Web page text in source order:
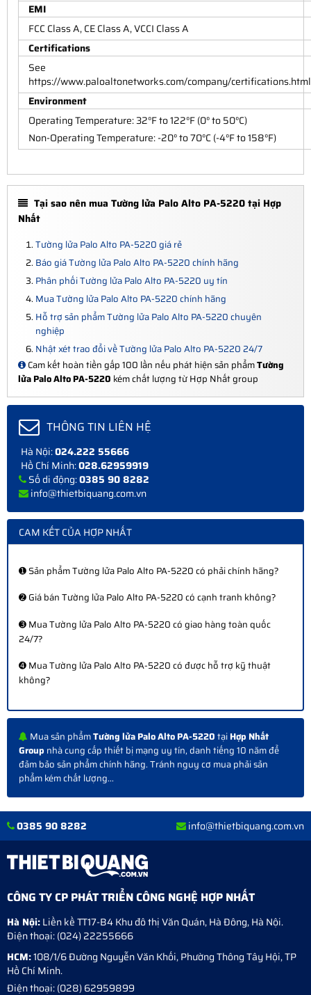
EMI
FCC Class A, CE Class A, VCCI Class A
Certifications
See
https://www.paloaltonetworks.com/company/certifications.html
Environment
Operating Temperature: 32°F to 122°F (0° to 50°C)
Non-Operating Temperature: -20° to 70°C (-4°F to 158°F)
Tại sao nên mua Tường lửa Palo Alto PA-5220 tại Hợp
Nhất
Tường lửa Palo Alto PA-5220 giá rẻ
Báo giá Tường lửa Palo Alto PA-5220 chính hãng
Phân phối Tường lửa Palo Alto PA-5220 uy tín
Mua Tường lửa Palo Alto PA-5220 chính hãng
Hỗ trợ sản phẩm Tường lửa Palo Alto PA-5220 chuyên
nghiệp
Nhật xét trao đổi về Tường lửa Palo Alto PA-5220 24/7
Cam kết hoàn tiền gấp 100 lần nếu phát hiện sản phẩmTường
lửa Palo Alto PA-5220 kém chất lượng từ Hợp Nhất group
THÔNG TIN LIÊN HỆ
Hà Nội:024.222 55666
Hồ Chí Minh:028.62959919
Số di động:0385 90 8282
info@thietbiquang.com.vn
CAM KẾT CỦA HỢP NHẤT
➊ Sản phẩm Tường lửa Palo Alto PA-5220 có phải chính hãng?
➋ Giá bán Tường lửa Palo Alto PA-5220 có cạnh tranh không?
➌ Mua Tường lửa Palo Alto PA-5220 có giao hàng toàn quốc
24/7?
➍ Mua Tường lửa Palo Alto PA-5220 có được hỗ trợ kỹ thuật
không?
Mua sản phẩmTường lửa Palo Alto PA-5220tạiHợp Nhất
Group nhà cung cấp thiết bị mạng uy tín, danh tiếng 10 năm để
đảm bảo sản phẩm chính hãng. Tránh nguy cơ mua phải sản
phẩm kém chất lượng...
0385 90 8282 info@thietbiquang.com.vn
CÔNG TY CP PHÁT TRIỂN CÔNG NGHỆ HỢP NHẤT
Hà Nội:Liền kề TT17-B4 Khu đô thị Văn Quán,Hà Đông,Hà Nội.
Điện thoại:(024) 22255666
HCM:108/1/6 Đường Nguyễn Văn Khối, Phường Thông Tây Hội, TP
Hồ Chí Minh.
Điện thoại:(028) 62959899